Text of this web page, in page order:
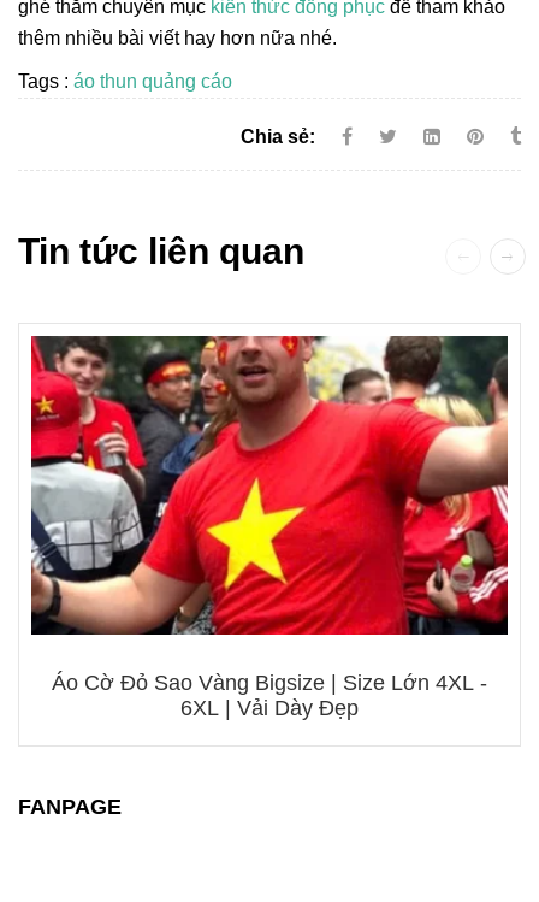
ghé thăm chuyên mục kiến thức đồng phục để tham khảo
thêm nhiều bài viết hay hơn nữa nhé.
Tags : áo thun quảng cáo
Chia sẻ:
Tin tức liên quan
Áo Cờ Đỏ Sao Vàng Bigsize | Size Lớn 4XL -
6XL | Vải Dày Đẹp
FANPAGE